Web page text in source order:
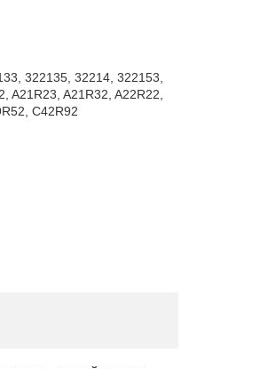
322135, 32214, 322153,
A21R32, A22R22,
C42R92